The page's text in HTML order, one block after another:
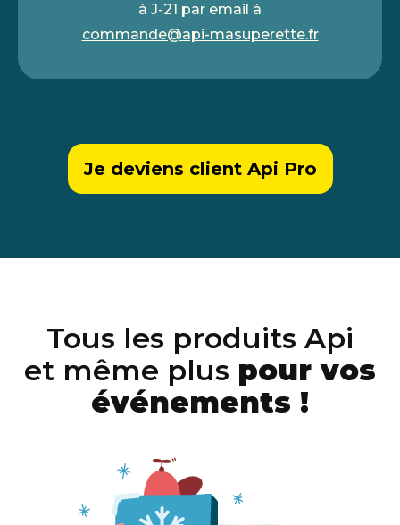
à J-21 par email à
commande@api-masuperette.fr
Je deviens client Api Pro
Tous les produits Api
et même plus pour vos
événements !